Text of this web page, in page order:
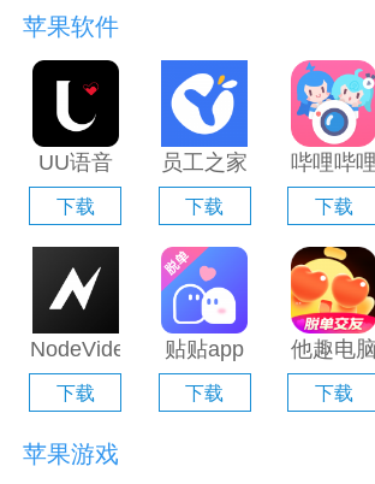
拟器」
苹果软件
UU语音
电脑版
「含模拟
下载
员工之家
电脑版
「含模拟
器」
下载
哔哩哔哩
直播姬
脑版「
模拟器
下载
NodeVideo
电脑版
「含模拟
器」
下载
贴贴app
电脑版
「含模拟
下载
他趣电脑
版「含
拟器」
下载
苹果游戏